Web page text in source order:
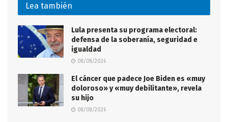
Lea también
Lula presenta su programa electoral:
defensa de la soberanía, seguridad e
igualdad
08/08/2026
El cáncer que padece Joe Biden es «muy
doloroso» y «muy debilitante», revela
su hijo
08/08/2026